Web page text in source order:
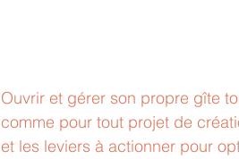
Ouvrir et gérer son propre gîte
comme pour tout projet de
et les leviers à actionner pour